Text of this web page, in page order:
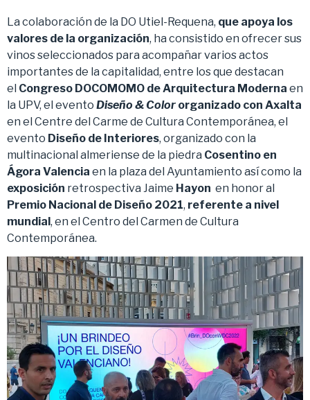
La colaboración de la DO Utiel-Requena, que apoya los
valores de la organización, ha consistido en ofrecer sus
vinos seleccionados para acompañar varios actos
importantes de la capitalidad, entre los que destacan
el Congreso DOCOMOMO de Arquitectura Moderna en
la UPV, el evento Diseño & Color organizado con Axalta
en el Centre del Carme de Cultura Contemporánea, el
evento Diseño de Interiores, organizado con la
multinacional almeriense de la piedra Cosentino en
Ágora Valencia en la plaza del Ayuntamiento así como la
exposición retrospectiva Jaime Hayon en honor al
Premio Nacional de Diseño 2021, referente a nivel
mundial, en el Centro del Carmen de Cultura
Contemporánea.